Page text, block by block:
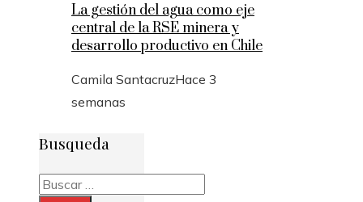
La gestión del agua como eje
central de la RSE minera y
desarrollo productivo en Chile
Camila SantacruzHace 3
semanas
Busqueda
Buscar: